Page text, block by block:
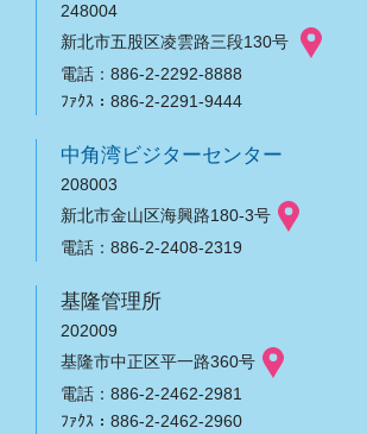
248004
新北市五股区凌雲路三段130号
電話：886-2-2292-8888
ﾌｧｸｽ：886-2-2291-9444
中角湾ビジターセンター
208003
新北市金山区海興路180-3号
電話：886-2-2408-2319
基隆管理所
202009
基隆市中正区平一路360号
電話：886-2-2462-2981
ﾌｧｸｽ：886-2-2462-2960